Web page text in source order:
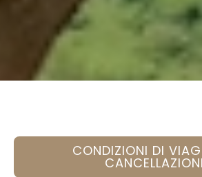
CONDIZIONI DI
CANCELLAZIONI